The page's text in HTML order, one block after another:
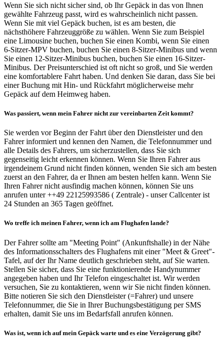
Wenn Sie sich nicht sicher sind, ob Ihr Gepäck in das von Ihnen
gewählte Fahrzeug passt, wird es wahrscheinlich nicht passen.
Wenn Sie mit viel Gepäck buchen, ist es am besten, die
nächsthöhere Fahrzeuggröße zu wählen. Wenn Sie zum Beispiel
eine Limousine buchen, buchen Sie einen Kombi, wenn Sie einen
6-Sitzer-MPV buchen, buchen Sie einen 8-Sitzer-Minibus und wenn
Sie einen 12-Sitzer-Minibus buchen, buchen Sie einen 16-Sitzer-
Minibus. Der Preisunterschied ist oft nicht so groß, und Sie werden
eine komfortablere Fahrt haben. Und denken Sie daran, dass Sie bei
einer Buchung mit Hin- und Rückfahrt möglicherweise mehr
Gepäck auf dem Heimweg haben.
Was passiert, wenn mein Fahrer nicht zur vereinbarten Zeit kommt?
Sie werden vor Beginn der Fahrt über den Dienstleister und den
Fahrer informiert und kennen den Namen, die Telefonnummer und
alle Details des Fahrers, um sicherzustellen, dass Sie sich
gegenseitig leicht erkennen können. Wenn Sie Ihren Fahrer aus
irgendeinem Grund nicht finden können, wenden Sie sich am besten
zuerst an den Fahrer, da er Ihnen am besten helfen kann. Wenn Sie
Ihren Fahrer nicht ausfindig machen können, können Sie uns
anrufen unter ++49 22125993586 ( Zentrale) - unser Callcenter ist
24 Stunden an 365 Tagen geöffnet.
Wo treffe ich meinen Fahrer, wenn ich am Flughafen lande?
Der Fahrer sollte am "Meeting Point" (Ankunftshalle) in der Nähe
des Informationsschalters des Flughafens mit einer "Meet & Greet"-
Tafel, auf der Ihr Name deutlich geschrieben steht, auf Sie warten.
Stellen Sie sicher, dass Sie eine funktionierende Handynummer
angegeben haben und Ihr Telefon eingeschaltet ist. Wir werden
versuchen, Sie zu kontaktieren, wenn wir Sie nicht finden können.
Bitte notieren Sie sich den Dienstleister (=Fahrer) und unsere
Telefonnummer, die Sie in Ihrer Buchungsbestätigung per SMS
erhalten, damit Sie uns im Bedarfsfall anrufen können.
Was ist, wenn ich auf mein Gepäck warte und es eine Verzögerung gibt?